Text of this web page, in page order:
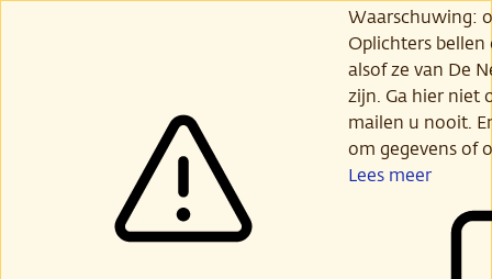
Waarschuwing:
Oplichters
alsof ze van De
zijn. Ga hier niet
mailen u nooit.
om gegevens of
Lees meer